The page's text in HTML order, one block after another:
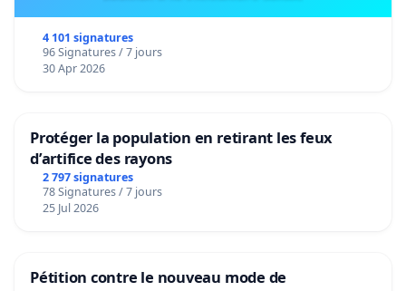
4 101 signatures
96 Signatures / 7 jours
30 Apr 2026
Protéger la population en retirant les feux
d’artifice des rayons
2 797 signatures
78 Signatures / 7 jours
25 Jul 2026
Pétition contre le nouveau mode de